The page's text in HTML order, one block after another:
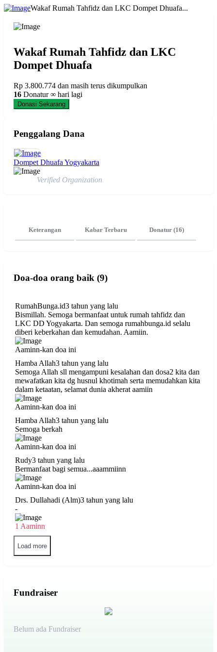
Wakaf Rumah Tahfidz dan LKC Dompet Dhuafa...
Wakaf Rumah Tahfidz dan LKC
Dompet Dhuafa
Rp 3.800.774 dan masih terus dikumpulkan
16 Donatur ∞ hari lagi
Donasi Sekarang
Penggalang Dana
Dompet Dhuafa Yogyakarta
Verified Organization
Keterangan Kabar Terbaru Donatur (16)
Doa-doa orang baik (9)
RumahBunga.id3 tahun yang lalu
Bismillah. Semoga bermanfaat untuk rumah tahfidz dan
LKC DD Yogyakarta. Dan semoga rumahbunga.id selalu
diberi keberkahan dan kemudahan. Aamiin.
Aaminn-kan doa ini
Hamba Allah3 tahun yang lalu
Semoga Allah sll mengampuni kesalahan dan dosa2 kita dan
mewafatkan kita dg husnul khotimah serta memudahkan kita
dalam ketaatan, selamat dunia akherat aamiin
Aaminn-kan doa ini
Hamba Allah3 tahun yang lalu
Semoga berkah
Aaminn-kan doa ini
Rudy3 tahun yang lalu
Bermanfaat bagi semua...aaammiinn
Aaminn-kan doa ini
Drs. Dullahadi (Alm)3 tahun yang lalu
-
1 Aaminn
Load more
Fundraiser
Belum ada Fundraiser